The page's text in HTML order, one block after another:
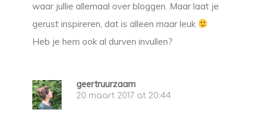
waar jullie allemaal over bloggen. Maar laat je
gerust inspireren, dat is alleen maar leuk
Heb je hem ook al durven invullen?
geertruurzaam
20 maart 2017 at 20:44